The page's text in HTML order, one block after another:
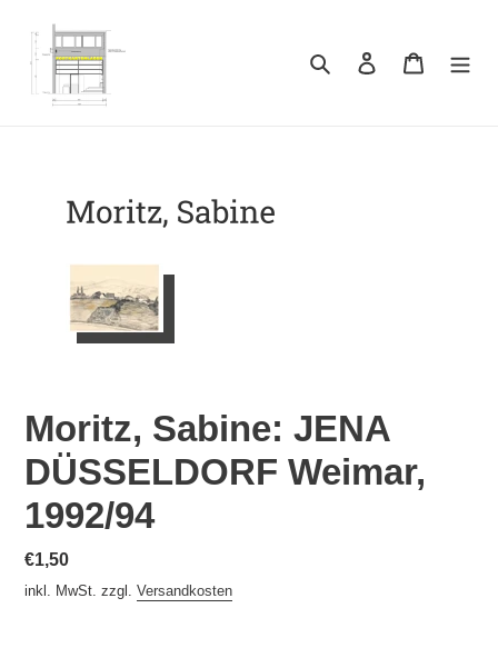
Inhalt
Suchen Einloggen
Moritz, Sabine: JENA
DÜSSELDORF Weimar,
1992/94
Normaler
Preis
€1,50
inkl. MwSt. zzgl. Versandkosten